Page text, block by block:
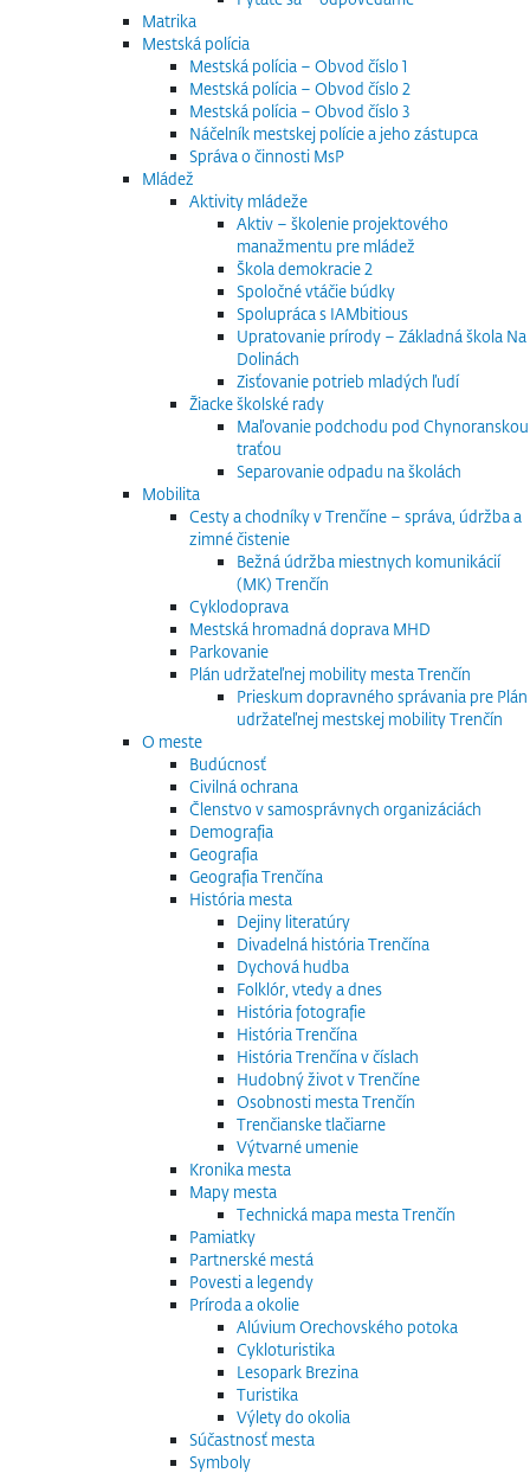
Matrika
Mestská polícia
Mestská polícia – Obvod číslo 1
Mestská polícia – Obvod číslo 2
Mestská polícia – Obvod číslo 3
Náčelník mestskej polície a jeho zástupca
Správa o činnosti MsP
Mládež
Aktivity mládeže
Aktiv – školenie projektového
manažmentu pre mládež
Škola demokracie 2
Spoločné vtáčie búdky
Spolupráca s IAMbitious
Upratovanie prírody – Základná škola Na
Dolinách
Zisťovanie potrieb mladých ľudí
Žiacke školské rady
Maľovanie podchodu pod Chynoranskou
traťou
Separovanie odpadu na školách
Mobilita
Cesty a chodníky v Trenčíne – správa, údržba a
zimné čistenie
Bežná údržba miestnych komunikácií
(MK) Trenčín
Cyklodoprava
Mestská hromadná doprava MHD
Parkovanie
Plán udržateľnej mobility mesta Trenčín
Prieskum dopravného správania pre Plán
udržateľnej mestskej mobility Trenčín
O meste
Budúcnosť
Civilná ochrana
Členstvo v samosprávnych organizáciách
Demografia
Geografia
Geografia Trenčína
História mesta
Dejiny literatúry
Divadelná história Trenčína
Dychová hudba
Folklór, vtedy a dnes
História fotografie
História Trenčína
História Trenčína v číslach
Hudobný život v Trenčíne
Osobnosti mesta Trenčín
Trenčianske tlačiarne
Výtvarné umenie
Kronika mesta
Mapy mesta
Technická mapa mesta Trenčín
Pamiatky
Partnerské mestá
Povesti a legendy
Príroda a okolie
Alúvium Orechovského potoka
Cykloturistika
Lesopark Brezina
Turistika
Výlety do okolia
Súčastnosť mesta
Symboly